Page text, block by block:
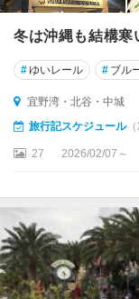
冬は沖縄も結構
#ゆいレール # ブル
宜野湾・北谷・中城
旅行記スケジュール（
27 2026/02/07～